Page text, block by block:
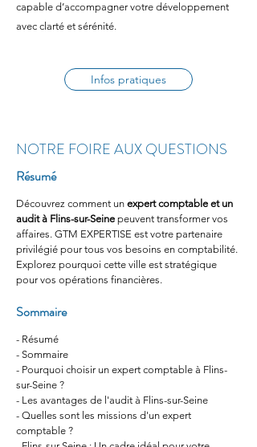
capable d’accompagner votre développement
avec clarté et sérénité.
Infos pratiques
NOTRE FOIRE AUX QUESTIONS
Résumé
Découvrez comment un expert comptable et un
audit à Flins-sur-Seine peuvent transformer vos
affaires. GTM EXPERTISE est votre partenaire
privilégié pour tous vos besoins en comptabilité.
Explorez pourquoi cette ville est stratégique
pour vos opérations financières.
Sommaire
- Résumé
- Sommaire
- Pourquoi choisir un expert comptable à Flins-
sur-Seine ?
- Les avantages de l'audit à Flins-sur-Seine
- Quelles sont les missions d'un expert
comptable ?